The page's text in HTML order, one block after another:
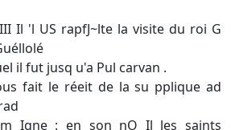
Il 'l US rapfJ~lte la visite du roi G
il fut jusq u'a Pul carvan .
fait le réeit de la su pplique ad
Igne : en son nO Il les saints